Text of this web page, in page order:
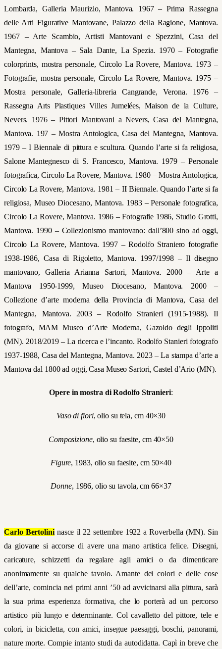
Lombarda, Galleria Maurizio, Mantova. 1967 – Prima Rassegna
delle Arti Figurative Mantovane, Palazzo della Ragione, Mantova.
1967 – Arte Scambio, Artisti Mantovani e Spezzini, Casa del
Mantegna, Mantova – Sala Dante, La Spezia. 1970 – Fotografie
colorprints, mostra personale, Circolo La Rovere, Mantova. 1973 –
Fotografie, mostra personale, Circolo La Rovere, Mantova. 1975 –
Mostra personale, Galleria-libreria Cangrande, Verona. 1976 –
Rassegna Arts Plastiques Villes Jumelées, Maison de la Culture,
Nevers. 1976 – Pittori Mantovani a Nevers, Casa del Mantegna,
Mantova. 197 – Mostra Antologica, Casa del Mantegna, Mantova.
1979 – I Biennale di pittura e scultura. Quando l’arte si fa religiosa,
Salone Mantegnesco di S. Francesco, Mantova. 1979 – Personale
fotografica, Circolo La Rovere, Mantova. 1980 – Mostra Antologica,
Circolo La Rovere, Mantova. 1981 – II Biennale. Quando l’arte si fa
religiosa, Museo Diocesano, Mantova. 1983 – Personale fotografica,
Circolo La Rovere, Mantova. 1986 – Fotografie 1986, Studio Grotti,
Mantova. 1990 – Collezionismo mantovano: dall’800 sino ad oggi,
Circolo La Rovere, Mantova. 1997 – Rodolfo Straniero fotografie
1938-1986, Casa di Rigoletto, Mantova. 1997/1998 – Il disegno
mantovano, Galleria Arianna Sartori, Mantova. 2000 – Arte a
Mantova 1950-1999, Museo Diocesano, Mantova. 2000 –
Collezione d’arte moderna della Provincia di Mantova, Casa del
Mantegna, Mantova. 2003 – Rodolfo Stranieri (1915-1988). Il
fotografo, MAM Museo d’Arte Moderna, Gazoldo degli Ippoliti
(MN). 2018/2019 – La ricerca e l’incanto. Rodolfo Stanieri fotografo
1937-1988, Casa del Mantegna, Mantova. 2023 –La stampa d’arte a
Mantova dal 1800 ad oggi, Casa Museo Sartori, Castel d’Ario (MN).
Opere in mostra di Rodolfo Stranieri:
Vaso di fiori, olio su tela, cm 40×30
Composizione, olio su faesite, cm 40×50
Figure, 1983, olio su faesite, cm 50×40
Donne, 1986, olio su tavola, cm 66×37
Carlo Bertolininasce il 22 settembre 1922 a Roverbella (MN). Sin
da giovane si accorse di avere una mano artistica felice. Disegni,
caricature, schizzetti da regalare agli amici o da dimenticare
anonimamente su qualche tavolo. Amante dei colori e delle cose
dell’arte, comincia nei primi anni ’50 ad avvicinarsi alla pittura, sarà
la sua prima esperienza formativa, che lo porterà ad un percorso
artistico più lungo e determinante. Col cavalletto del pittore, tele e
colori, in bicicletta, con amici, insegue paesaggi, boschi, panorami,
nature morte. Compie intanto studi da autodidatta. Capì in breve che